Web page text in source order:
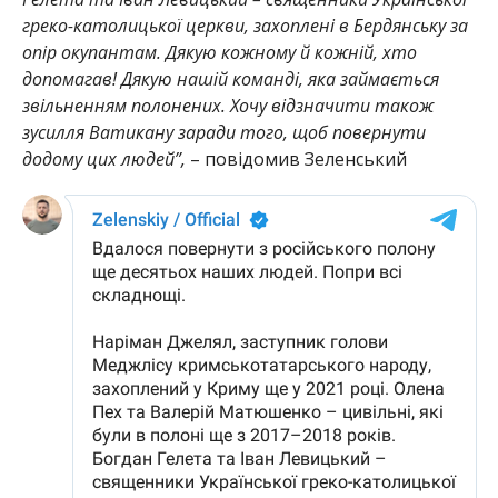
греко-католицької церкви, захоплені в Бердянську за
опір окупантам. Дякую кожному й кожній, хто
допомагав! Дякую нашій команді, яка займається
звільненням полонених. Хочу відзначити також
зусилля Ватикану заради того, щоб повернути
додому цих людей”, – повідомив Зеленський